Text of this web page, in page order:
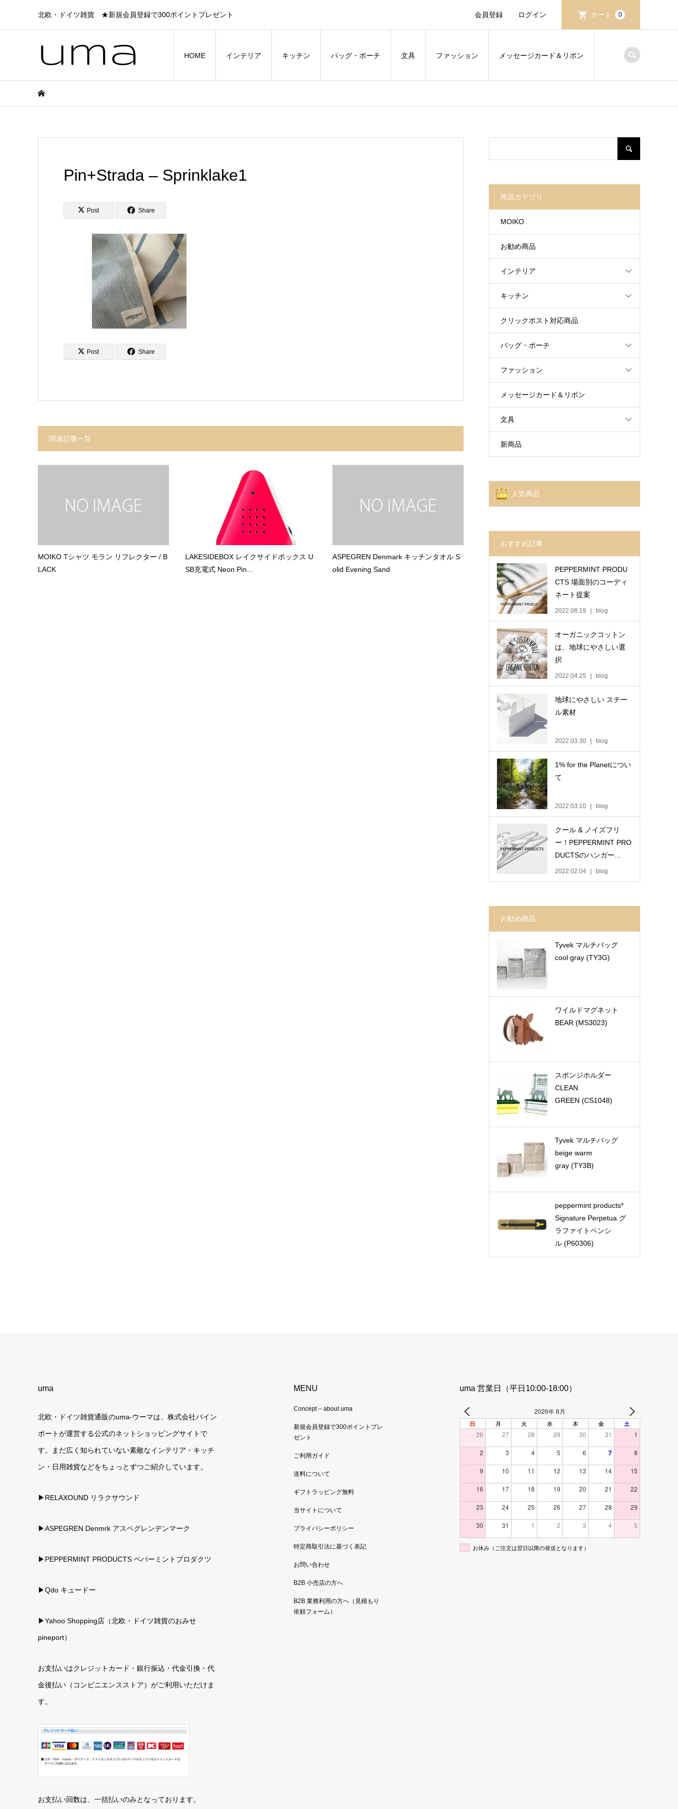
北欧・ドイツ雑貨 ★新規会員登録で300ポイントプレゼント 会員登録 ログイン カート 0
HOME インテリア キッチン バッグ・ポーチ 文具 ファッション メッセージカード＆リボン
Pin+Strada – Sprinklake1
Post Share
Post Share
関連記事一覧
MOIKO Tシャツ モラン リフレクター / B
LACK
LAKESIDEBOX レイクサイドボックス U
SB充電式 Neon Pin...
ASPEGREN Denmark キッチンタオル S
olid Evening Sand
商品カテゴリ
MOIKO
お勧め商品
インテリア
キッチン
クリックポスト対応商品
バッグ・ポーチ
ファッション
メッセージカード＆リボン
文具
新商品
人気商品
おすすめ記事
PEPPERMINT PRODU
CTS 場面別のコーディ
ネート提案
2022.08.19 blog
オーガニックコットン
は、地球にやさしい選
択
2022.04.25 blog
地球にやさしい スチー
ル素材
2022.03.30 blog
1% for the Planetについ
て
2022.03.10 blog
クール & ノイズフリ
ー！PEPPERMINT PRO
DUCTSのハンガー...
2022.02.04 blog
お勧め商品
Tyvek マルチバッグ
cool gray (TY3G)
ワイルドマグネット
BEAR (MS3023)
スポンジホルダー
CLEAN
GREEN (CS1048)
Tyvek マルチバッグ
beige warm
gray (TY3B)
peppermint products*
Signature Perpetua グ
ラファイトペンシ
ル (P60306)
uma
北欧・ドイツ雑貨通販のuma-ウーマは、株式会社パイン
ポートが運営する公式のネットショッピングサイトで
す。まだ広く知られていない素敵なインテリア・キッチ
ン・日用雑貨などをちょっとずつご紹介しています。
▶RELAXOUND リラクサウンド
▶ASPEGREN Denmrk アスペグレンデンマーク
▶PEPPERMINT PRODUCTS ペパーミントプロダクツ
▶Qdo キュードー
▶Yahoo Shopping店（北欧・ドイツ雑貨のおみせ
pineport）
お支払いはクレジットカード・銀行振込・代金引換・代
金後払い（コンビニエンスストア）がご利用いただけま
す。
お支払い回数は、一括払いのみとなっております。
MENU
Concept – about uma
新規会員登録で300ポイントプレ
ゼント
ご利用ガイド
送料について
ギフトラッピング無料
当サイトについて
プライバシーポリシー
特定商取引法に基づく表記
お問い合わせ
B2B 小売店の方へ
B2B 業務利用の方へ（見積もり
依頼フォーム）
uma 営業日（平日10:00-18:00）
2026年 8月
日 月 火 水 木 金 土
26 27 28 29 30 31 1
2 3 4 5 6 7 8
9 10 11 12 13 14 15
16 17 18 19 20 21 22
23 24 25 26 27 28 29
30 31 1 2 3 4 5
お休み（ご注文は翌日以降の発送となります）